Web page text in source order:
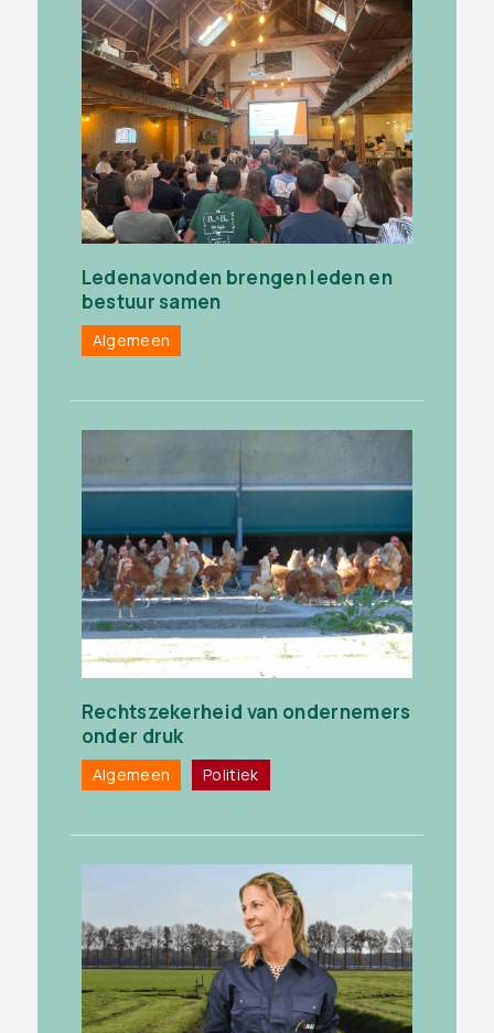
Ledenavonden brengen leden en
bestuur samen
Algemeen
Rechtszekerheid van ondernemers
onder druk
Algemeen Politiek